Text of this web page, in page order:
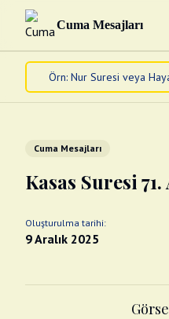
Cuma Mesajları
Cuma Mesajları
Kasas Suresi 71.
Oluşturulma tarihi:
9 Aralık 2025